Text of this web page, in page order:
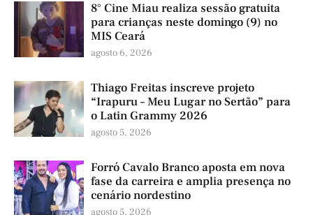
8° Cine Miau realiza sessão gratuita
para crianças neste domingo (9) no
MIS Ceará
agosto 6, 2026
Thiago Freitas inscreve projeto
“Irapuru – Meu Lugar no Sertão” para
o Latin Grammy 2026
agosto 5, 2026
Forró Cavalo Branco aposta em nova
fase da carreira e amplia presença no
cenário nordestino